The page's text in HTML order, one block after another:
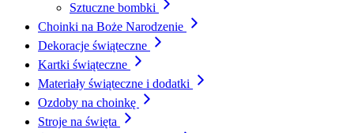
Sztuczne bombki
Choinki na Boże Narodzenie
Dekoracje świąteczne
Kartki świąteczne
Materiały świąteczne i dodatki
Ozdoby na choinkę
Stroje na święta